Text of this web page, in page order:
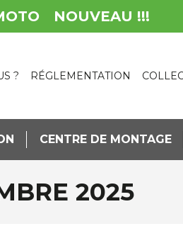
NOUVEAU !!!
? RÉGLEMENTATION
CENTRE DE MONTAGE
2025